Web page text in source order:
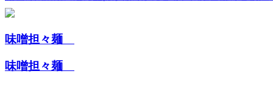
味噌担々麺
味噌担々麺